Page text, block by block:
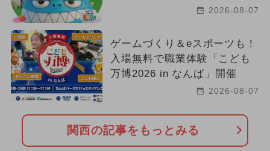
2026-08-07
ゲームづくり＆eスポーツも！
入場無料で職業体験「こども
万博2026 in なんば」開催
2026-08-07
関西の記事をもっとみる